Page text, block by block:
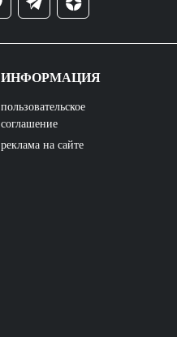
ИНФОРМАЦИЯ
пользовательское
соглашение
реклама на сайте